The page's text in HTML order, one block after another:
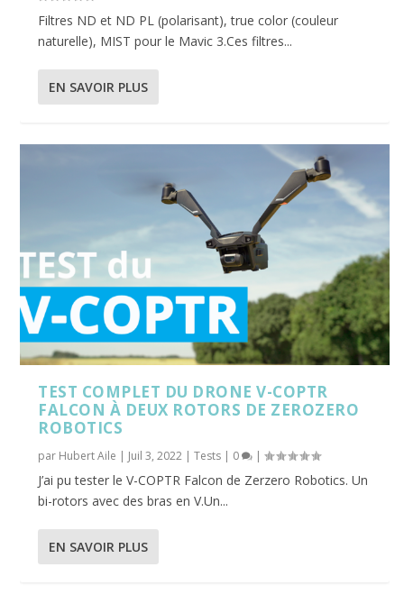
Filtres ND et ND PL (polarisant), true color (couleur
naturelle), MIST pour le Mavic 3.Ces filtres...
EN SAVOIR PLUS
TEST COMPLET DU DRONE V-COPTR
FALCON À DEUX ROTORS DE ZEROZERO
ROBOTICS
par Hubert Aile | Juil 3, 2022 |Tests | 0 |
J’ai pu tester le V-COPTR Falcon de Zerzero Robotics. Un
bi-rotors avec des bras en V.Un...
EN SAVOIR PLUS